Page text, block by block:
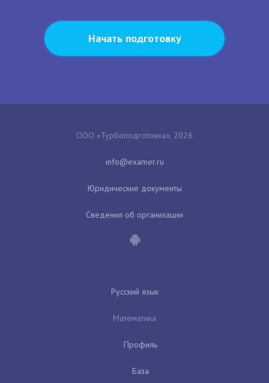
Начать подготовку
ООО «Турбоподготовка», 2026
Юридические документы
Сведения об организации
Русский язык
Математика
Профиль
База